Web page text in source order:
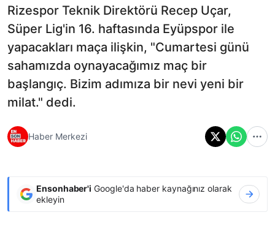
Rizespor Teknik Direktörü Recep Uçar,
Süper Lig'in 16. haftasında Eyüpspor ile
yapacakları maça ilişkin, "Cumartesi günü
sahamızda oynayacağımız maç bir
başlangıç. Bizim adımıza bir nevi yeni bir
milat." dedi.
Haber Merkezi
Ensonhaber'i Google'da haber kaynağınız olarak
ekleyin